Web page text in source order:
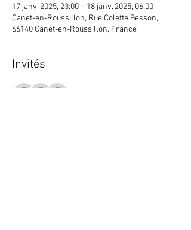
17 janv. 2025, 23:00 – 18 janv. 2025, 06:00
Canet-en-Roussillon, Rue Colette Besson,
66140 Canet-en-Roussillon, France
Invités